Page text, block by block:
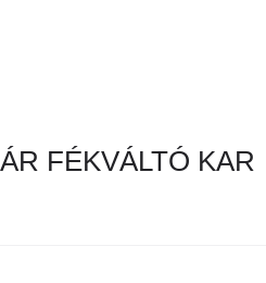
FÉKVÁLTÓ KAR